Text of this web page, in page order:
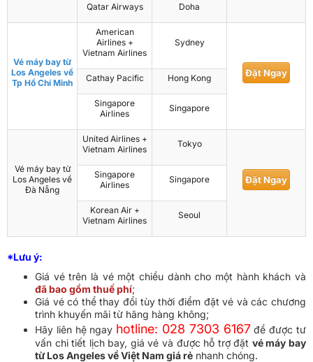
Qatar Airways Doha
Vé máy bay từ
Los Angeles về
Tp Hồ Chí Minh
American
Airlines +
Vietnam Airlines
Sydney
Đặt Ngay
Cathay Pacific Hong Kong
Singapore
Airlines
Singapore
Vé máy bay từ
Los Angeles về
Đà Nẵng
United Airlines +
Vietnam Airlines
Tokyo
Đặt Ngay
Singapore
Airlines
Singapore
Korean Air +
Vietnam Airlines
Seoul
*Lưu ý:
Giá vé trên là vé một chiều dành cho một hành khách và
đã bao gồm thuế phí;
Giá vé có thể thay đổi tùy thời điểm đặt vé và các chương
trình khuyến mãi từ hãng hàng không;
Hãy liên hệ ngay hotline: 028 7303 6167để được tư
vấn chi tiết lịch bay, giá vé và được hỗ trợ đặt vé máy bay
từ Los Angeles về Việt Nam giá rẻ nhanh chóng.